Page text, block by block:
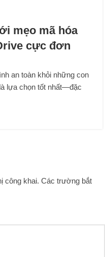
mẹo mã hóa
cực đơn
an toàn khỏi những con
lựa chọn tốt nhất—đặc
công khai. Các trường bắt